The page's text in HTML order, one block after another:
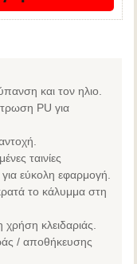
και τον ηλιο.
PU για
ταινίες
εύκολη εφαρμογή.
το κάλυμμα στη
κλειδαριάς.
/ αποθήκευσης